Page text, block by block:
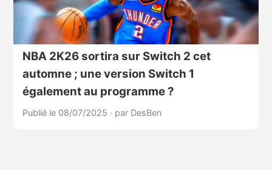
NBA 2K26 sortira sur Switch 2 cet
automne ; une version Switch 1
également au programme ?
Publié le 08/07/2025 · par DesBen